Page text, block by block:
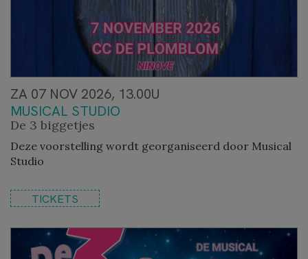
ZA 07 NOV 2026, 13.00U
MUSICAL STUDIO
De 3 biggetjes
Deze voorstelling wordt georganiseerd door Musical
Studio
TICKETS